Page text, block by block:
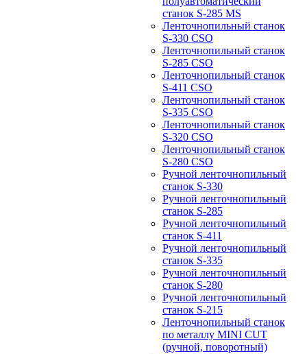
станок S-285 MS
Ленточнопильный станок
S-330 CSO
Ленточнопильный станок
S-285 CSO
Ленточнопильный станок
S-411 CSO
Ленточнопильный станок
S-335 CSO
Ленточнопильный станок
S-320 CSO
Ленточнопильный станок
S-280 CSO
Ручной ленточнопильный
станок S-330
Ручной ленточнопильный
станок S-285
Ручной ленточнопильный
станок S-411
Ручной ленточнопильный
станок S-335
Ручной ленточнопильный
станок S-280
Ручной ленточнопильный
станок S-215
Ленточнопильный станок
по металлу MINI CUT
(ручной, поворотный)